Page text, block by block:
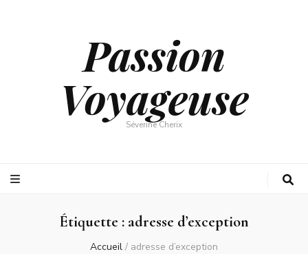
Passion
Voyageuse
Séverine Cherix
Étiquette : adresse d’exception
Accueil / adresse d’exception